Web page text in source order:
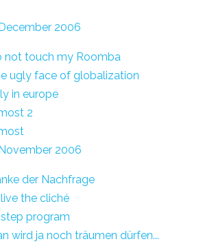
2006
not touch my Roomba
ugly face of globalization
in europe
2
2006
der Nachfrage
the cliché
step program
wird ja noch träumen dürfen...